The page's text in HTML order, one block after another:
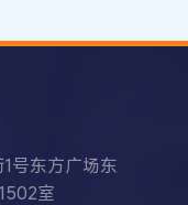
号东方广场东
室